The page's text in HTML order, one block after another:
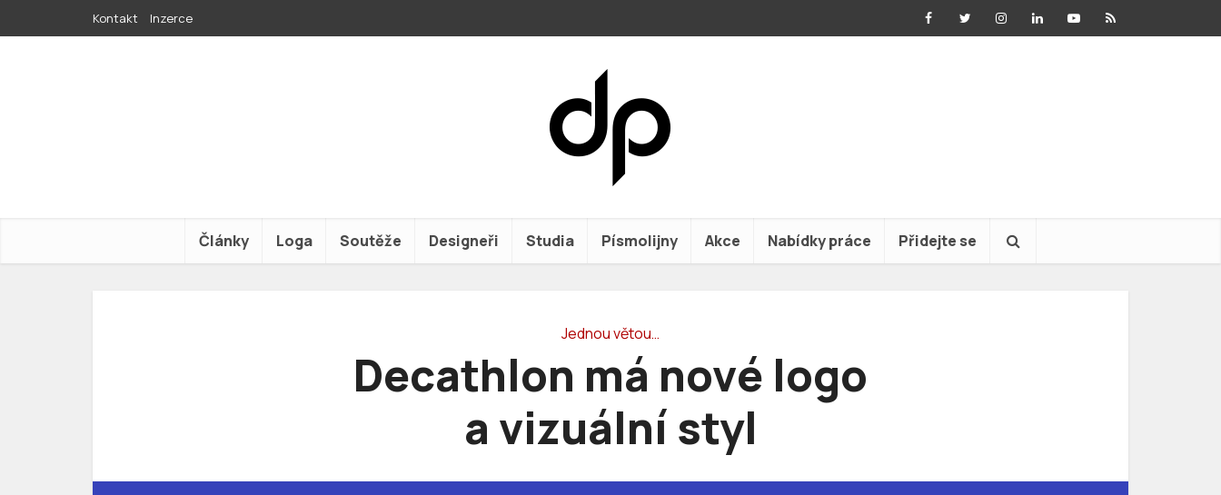
Kontakt Inzerce
Články Loga Soutěže Designeři Studia Písmolijny Akce Nabídky práce Přidejte se
Jednou větou…
Decathlon má nové logo
a vizuální styl